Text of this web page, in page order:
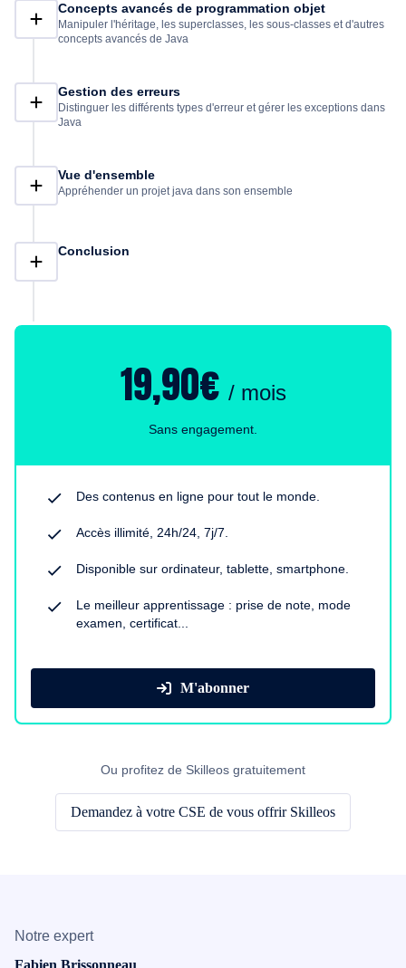
Concepts avancés de programmation objet
Manipuler l'héritage, les superclasses, les sous-classes et d'autres
concepts avancés de Java
Gestion des erreurs
Distinguer les différents types d'erreur et gérer les exceptions dans
Java
Vue d'ensemble
Appréhender un projet java dans son ensemble
Conclusion
19,90€ / mois
Sans engagement.
Des contenus en ligne pour tout le monde.
Accès illimité, 24h/24, 7j/7.
Disponible sur ordinateur, tablette, smartphone.
Le meilleur apprentissage : prise de note, mode
examen, certificat...
M'abonner
Ou profitez de Skilleos gratuitement
Demandez à votre CSE de vous offrir Skilleos
Notre expert
Fabien Brissonneau